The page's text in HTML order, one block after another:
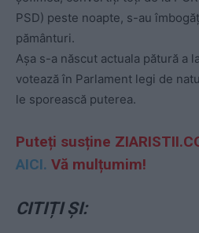
PSD) peste noapte, s-au
pământuri.
Așa s-a născut actuala pătură a
votează în Parlament legi de
le sporească puterea.
Puteți susține
AICI. Vă mulțumim!
CITIȚI ȘI: